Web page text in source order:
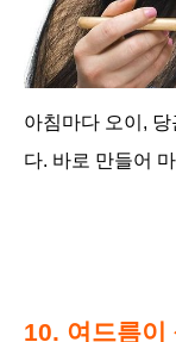
아침마다 오이,
다. 바로 만들어
10. 여드름이